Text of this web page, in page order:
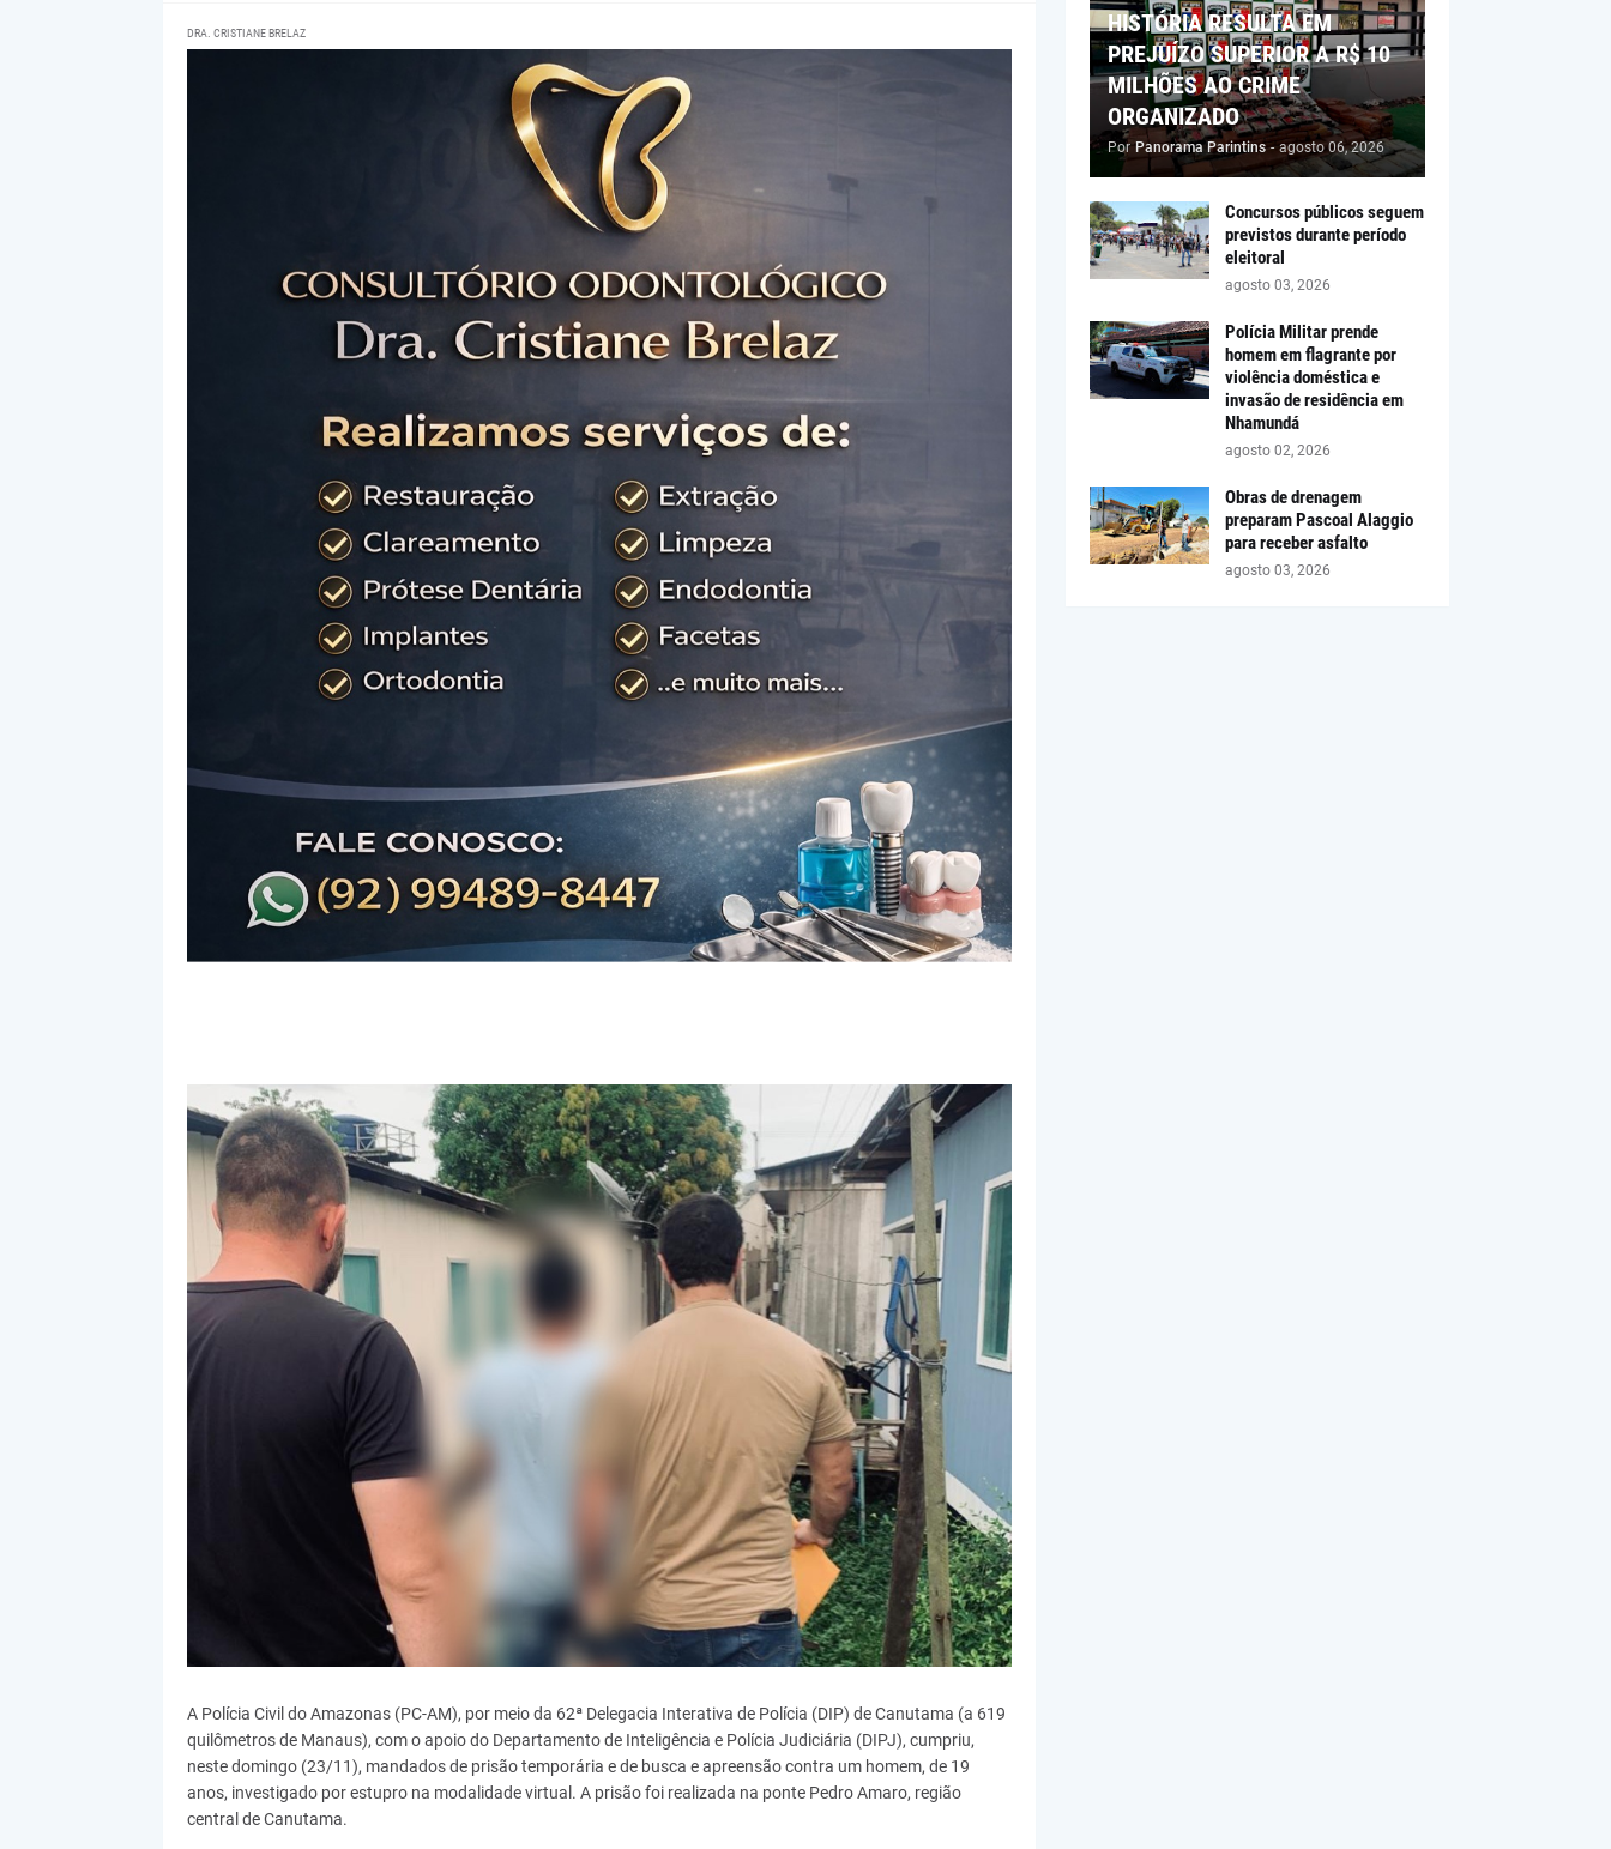
DRA. CRISTIANE BRELAZ
A Polícia Civil do Amazonas (PC-AM), por meio da 62ª Delegacia Interativa de Polícia (DIP) de Canutama (a 619
quilômetros de Manaus), com o apoio do Departamento de Inteligência e Polícia Judiciária (DIPJ), cumpriu,
neste domingo (23/11), mandados de prisão temporária e de busca e apreensão contra um homem, de 19
anos, investigado por estupro na modalidade virtual. A prisão foi realizada na ponte Pedro Amaro, região
central de Canutama.
HISTÓRIA RESULTA EM
PREJUÍZO SUPERIOR A R$ 10
MILHÕES AO CRIME
ORGANIZADO
Por Panorama Parintins - agosto 06, 2026
Concursos públicos seguem
previstos durante período
eleitoral
agosto 03, 2026
Polícia Militar prende
homem em flagrante por
violência doméstica e
invasão de residência em
Nhamundá
agosto 02, 2026
Obras de drenagem
preparam Pascoal Alaggio
para receber asfalto
agosto 03, 2026